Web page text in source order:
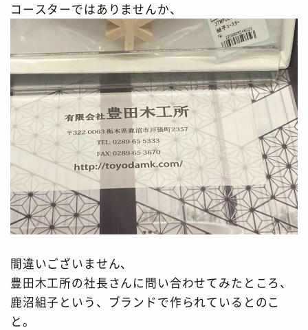
コースターではありませんか、
間違いございません、
豊田木工所の社長さんに問い合わせてみたところ、
鹿沼組子という、ブランドで作られているとのこ
と。